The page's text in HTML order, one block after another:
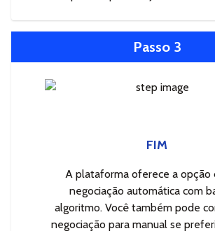
Passo 3
FIM
A plataforma oferece a opção
negociação automática com
algoritmo. Você também pode
negociação para manual se